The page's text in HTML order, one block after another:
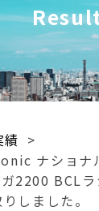
績 >
ナショナ
2200 BCL
しました。